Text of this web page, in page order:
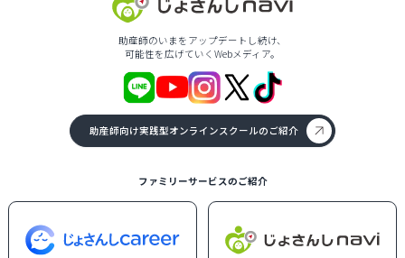
助産師のいまをアップデートし続け、
可能性を広げていくWebメディア。
助産師向け実践型オンラインスクールのご紹介
ファミリーサービスのご紹介